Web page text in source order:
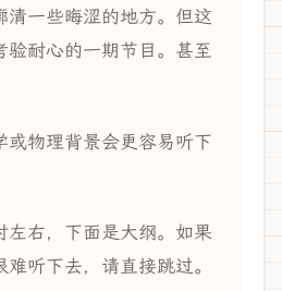
清一些晦涩的地方。但这
验耐心的一期节目。甚至
或物理背景会更容易听下
左右，下面是大纲。如果
听下去，请直接跳过。